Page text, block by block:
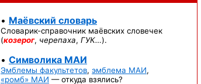
• Маёвский словарь
Словарик-справочник маёвских словечек
(козерог, черепаха, ГУК…).
• Символика МАИ
Эмблемы факультетов, эмблема МАИ,
«ромб» МАИ — откуда взялись?